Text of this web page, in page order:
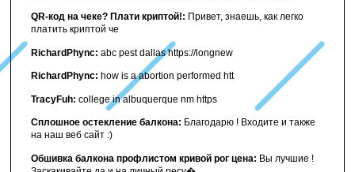
QR-код на чеке? Плати криптой!: Привет, знаешь, как легко
платить криптой че
RichardPhync: abc pest dallas https://longnew
RichardPhync: how is a abortion performed htt
TracyFuh: college in albuquerque nm https
Сплошное остекление балкона: Благодарю ! Входите и также
на наш веб сайт :)
Обшивка балкона профлистом кривой рог цена: Вы лучшие !